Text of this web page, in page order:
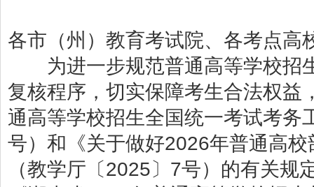
各市（州）教育考试院、各考点高
为进一步规范普通高等学校招
复核程序，切实保障考生合法权益
通高等学校招生全国统一考试考务
号）和《关于做好2026年普通高
（教学厅〔2025〕7号）的有关